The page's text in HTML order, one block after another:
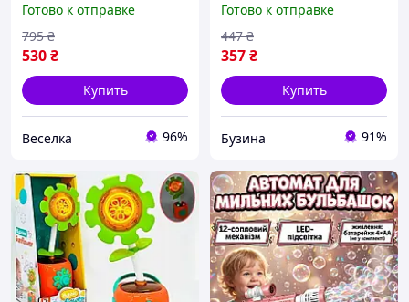
активных игр на улице и
праздников FLAME
Готово к отправке
530₴
795 ₴
Купить
Веселка 96%
батарейках buzyna
Готово к отправке
357₴
447 ₴
Купить
Бузина 91%